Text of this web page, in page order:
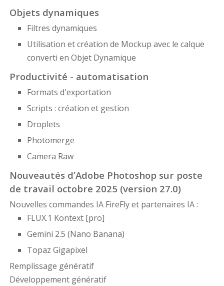
Objets dynamiques
Filtres dynamiques
Utilisation et création de Mockup avec le calque
converti en Objet Dynamique
Productivité - automatisation
Formats d'exportation
Scripts : création et gestion
Droplets
Photomerge
Camera Raw
Nouveautés d’Adobe Photoshop sur poste
de travail octobre 2025 (version 27.0)
Nouvelles commandes IA FireFly et partenaires IA :
FLUX.1 Kontext [pro]
Gemini 2.5 (Nano Banana)
Topaz Gigapixel
Remplissage génératif
Développement génératif